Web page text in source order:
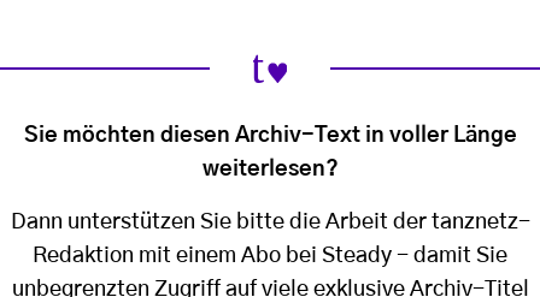
Sie möchten diesen Archiv-Text in voller Länge
weiterlesen?
Dann unterstützen Sie bitte die Arbeit der tanznetz-
Redaktion mit einem Abo bei Steady - damit Sie
unbegrenzten Zugriff auf viele exklusive Archiv-Titel